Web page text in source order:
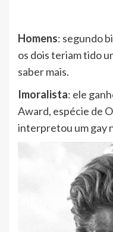
Homens: segundo
os dois teriam tido
saber mais.
Imoralista: ele
Award, espécie de
interpretou um gay